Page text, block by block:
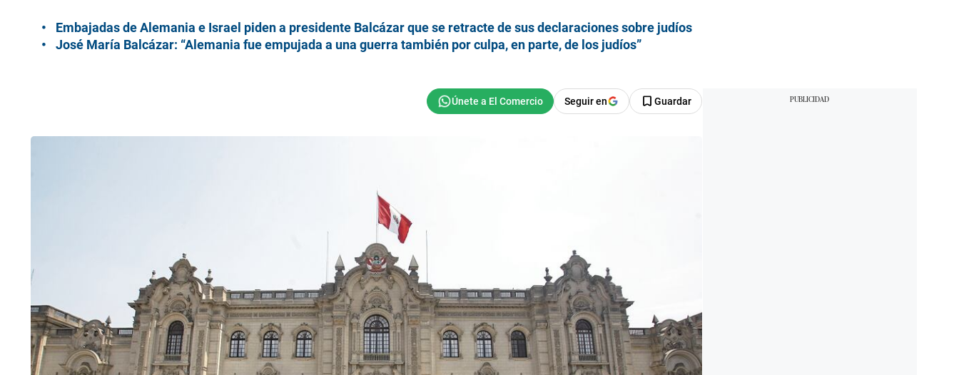
Embajadas de Alemania e Israel piden a presidente Balcázar que se retracte de sus declaraciones sobre judíos
José María Balcázar: “Alemania fue empujada a una guerra también por culpa, en parte, de los judíos”
Seguir en Guardar